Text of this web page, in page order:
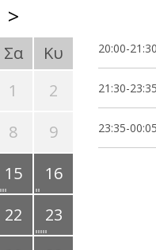
>
Σα
Κυ
1
2
8
9
15
16
22
23
20:00-21:30
21:30-23:35
23:35-00:05